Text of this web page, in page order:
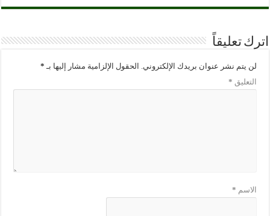
اترك تعليقاً
لن يتم نشر عنوان بريدك الإلكتروني. الحقول الإلزامية مشار إليها بـ *
التعليق *
الاسم *